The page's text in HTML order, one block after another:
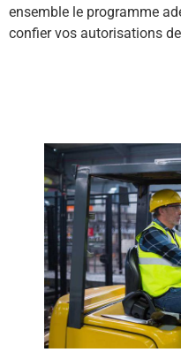
ensemble le programme
confier vos autorisations